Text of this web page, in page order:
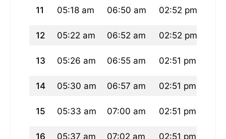
11 05:18 am 06:50 am 02:52 pm
12 05:22 am 06:52 am 02:52 pm
13 05:26 am 06:55 am 02:51 pm
14 05:30 am 06:57 am 02:51 pm
15 05:33 am 07:00 am 02:51 pm
16 05:37 am 07:02 am 02:51 pm